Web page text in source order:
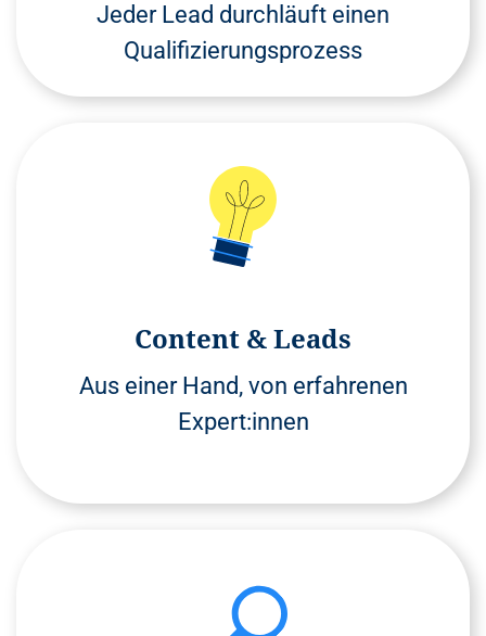
Jeder Lead durchläuft einen
Qualifizierungsprozess
Content & Leads
Aus einer Hand, von erfahrenen
Expert:innen